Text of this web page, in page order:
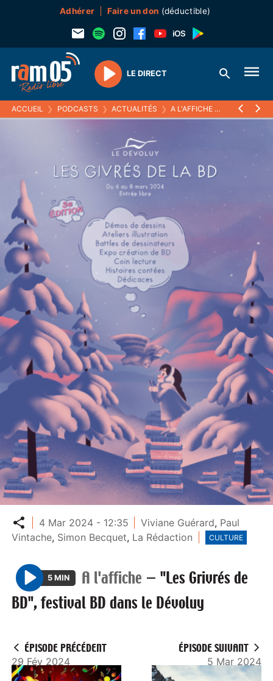
Adhérer Faire un don (déductible)
Play
LE DIRECT
ACCUEIL ❯ PODCASTS ❯ ACTUALITÉS ❯ A L'AFFICHE ❯ "LES
Partager
4 Mar 2024 - 12:35 Viviane Guérard, Paul
Vintache, Simon Becquet, La Rédaction CULTURE
P
5 MIN A l'affiche — "Les Grivrés de
BD", festival BD dans le Dévoluy
ÉPISODE PRÉCÉDENT
29 Fév 2024
ÉPISODE SUIVANT
5 Mar 2024